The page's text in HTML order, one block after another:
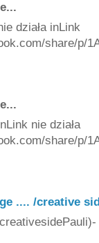
działa inLink
share/p/
nie działa
share/p/
.... /creative